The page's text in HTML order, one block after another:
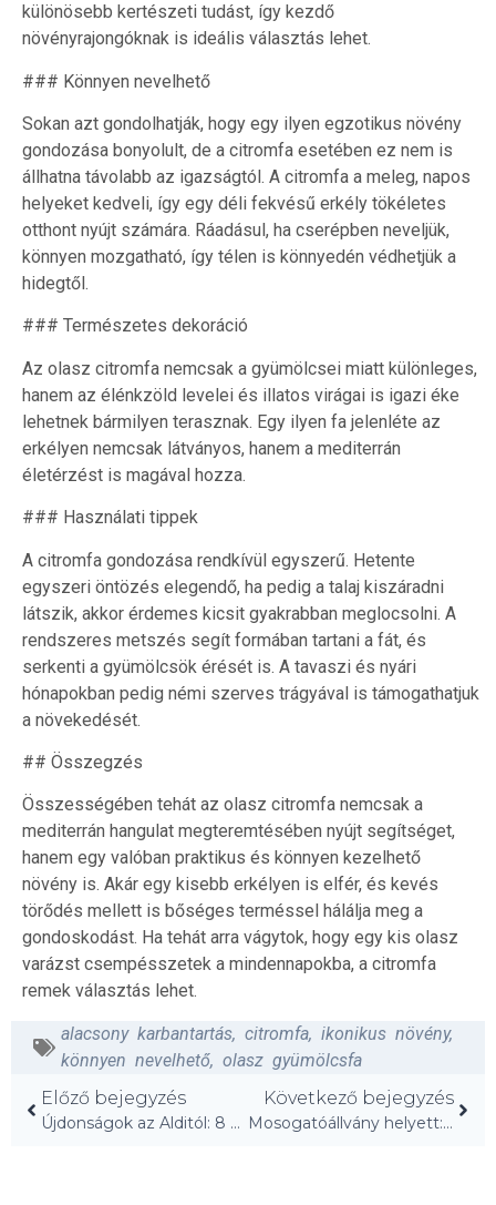
különösebb kertészeti tudást, így kezdő
növényrajongóknak is ideális választás lehet.
### Könnyen nevelhető
Sokan azt gondolhatják, hogy egy ilyen egzotikus növény
gondozása bonyolult, de a citromfa esetében ez nem is
állhatna távolabb az igazságtól. A citromfa a meleg, napos
helyeket kedveli, így egy déli fekvésű erkély tökéletes
otthont nyújt számára. Ráadásul, ha cserépben neveljük,
könnyen mozgatható, így télen is könnyedén védhetjük a
hidegtől.
### Természetes dekoráció
Az olasz citromfa nemcsak a gyümölcsei miatt különleges,
hanem az élénkzöld levelei és illatos virágai is igazi éke
lehetnek bármilyen terasznak. Egy ilyen fa jelenléte az
erkélyen nemcsak látványos, hanem a mediterrán
életérzést is magával hozza.
### Használati tippek
A citromfa gondozása rendkívül egyszerű. Hetente
egyszeri öntözés elegendő, ha pedig a talaj kiszáradni
látszik, akkor érdemes kicsit gyakrabban meglocsolni. A
rendszeres metszés segít formában tartani a fát, és
serkenti a gyümölcsök érését is. A tavaszi és nyári
hónapokban pedig némi szerves trágyával is támogathatjuk
a növekedését.
## Összegzés
Összességében tehát az olasz citromfa nemcsak a
mediterrán hangulat megteremtésében nyújt segítséget,
hanem egy valóban praktikus és könnyen kezelhető
növény is. Akár egy kisebb erkélyen is elfér, és kevés
törődés mellett is bőséges terméssel hálálja meg a
gondoskodást. Ha tehát arra vágytok, hogy egy kis olasz
varázst csempésszetek a mindennapokba, a citromfa
remek választás lehet.
alacsony karbantartás, citromfa, ikonikus növény,
könnyen nevelhető, olasz gyümölcsfa
Előző bejegyzés
Újdonságok az Alditól: 8 kerti kincs a tökéletes vendéglátáshoz!
Következő bejegyzés
Mosogatóállvány helyett: Fedezd fel ezt az okos megoldást!